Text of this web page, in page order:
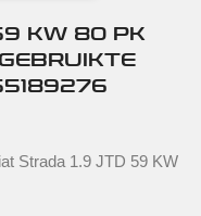
KW 80 PK
Strada 1.9 JTD 59 KW